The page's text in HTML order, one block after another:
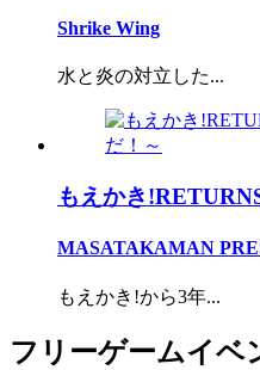
Shrike Wing
水と炎の対立した...
もえかき
MASATAKAMAN
もえかき!から3年...
フリーゲームイベ